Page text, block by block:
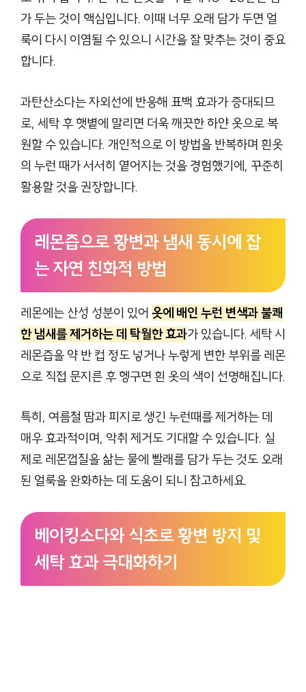
가 두는 것이 핵심입니다. 이때 너무 오래 담가 두면 얼
룩이 다시 이염될 수 있으니 시간을 잘 맞추는 것이 중요
합니다.
과탄산소다는 자외선에 반응해 표백 효과가 증대되므
로, 세탁 후 햇볕에 말리면 더욱 깨끗한 하얀 옷으로 복
원할 수 있습니다. 개인적으로 이 방법을 반복하며 흰옷
의 누런 때가 서서히 옅어지는 것을 경험했기에, 꾸준히
활용할 것을 권장합니다.
레몬즙으로 황변과 냄새 동시에 잡
는 자연 친화적 방법
레몬에는 산성 성분이 있어 옷에 배인 누런 변색과 불쾌
한 냄새를 제거하는 데 탁월한 효과가 있습니다. 세탁 시
레몬즙을 약 반 컵 정도 넣거나 누렇게 변한 부위를 레몬
으로 직접 문지른 후 헹구면 흰 옷의 색이 선명해집니다.
특히, 여름철 땀과 피지로 생긴 누런때를 제거하는 데
매우 효과적이며, 악취 제거도 기대할 수 있습니다. 실
제로 레몬껍질을 삶는 물에 빨래를 담가 두는 것도 오래
된 얼룩을 완화하는 데 도움이 되니 참고하세요.
베이킹소다와 식초로 황변 방지 및
세탁 효과 극대화하기